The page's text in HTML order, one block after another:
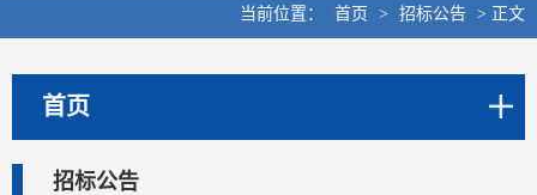
当前位置： 首页 > 招标公告 > 正文
首页
招标公告